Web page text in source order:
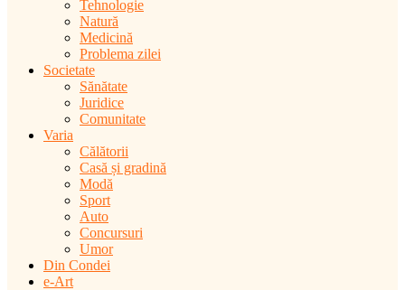
Tehnologie
Natură
Medicină
Problema zilei
Societate
Sănătate
Juridice
Comunitate
Varia
Călătorii
Casă și gradină
Modă
Sport
Auto
Concursuri
Umor
Din Condei
e-Art